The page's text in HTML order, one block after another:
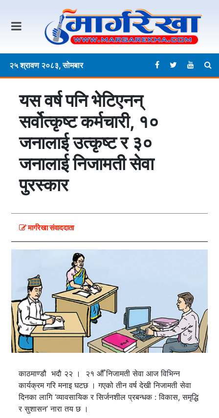
२५ श्रावण २०८३, सोमबार
यस वर्ष पनि भेटिएनन्
सर्वोत्कृष्ट कर्मचारी, १०
जनालाई उत्कृष्ट र ३०
जनालाई निजामती सेवा
पुरस्कार
मार्गरेखा संवाददाता
काठमाण्डौ भदाै २२ । २१ औँ निजामती सेवा आज विभिन्न
कार्यक्रम गरि मनाइ घटछ । गएको तीन वर्ष देखी निजामती सेवा
दिनका लागि ‘व्यावसायिक र सिर्जनशील प्रबन्धक : विकास, समृद्धि
र सुशासन’ नारा तय छ ।